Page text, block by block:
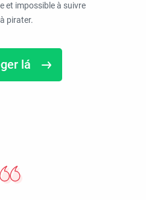
et impossible à suivre
pirater.
lá